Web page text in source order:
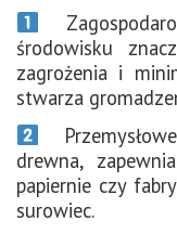
środowisku
zagrożenia i
stwarza
drewna,
papiernie czy
surowiec.